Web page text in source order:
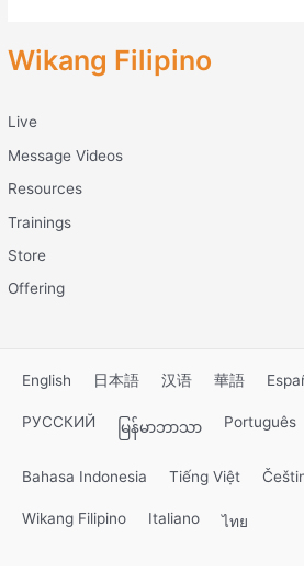
Wikang Filipino
Live
Message Videos
Resources
Trainings
Store
Offering
English 日本語 汉语 華語
РУССКИЙ မြန်မာဘာသာ Português
Bahasa Indonesia Tiếng Việt
Wikang Filipino Italiano ไทย